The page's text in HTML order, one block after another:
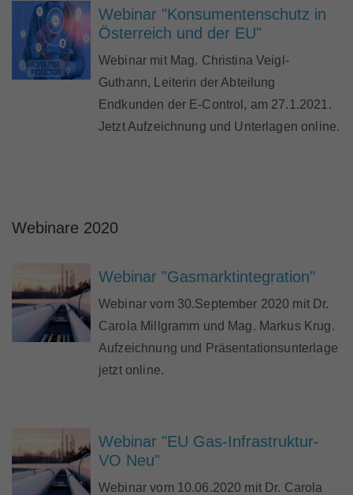
Webinar "Konsumentenschutz in
Österreich und der EU"
Webinar mit Mag. Christina Veigl-
Guthann, Leiterin der Abteilung
Endkunden der E-Control, am 27.1.2021.
Jetzt Aufzeichnung und Unterlagen online.
Webinare 2020
Webinar "Gasmarktintegration"
Webinar vom 30.September 2020 mit Dr.
Carola Millgramm und Mag. Markus Krug.
Aufzeichnung und Präsentationsunterlage
jetzt online.
Webinar "EU Gas-Infrastruktur-
VO Neu"
Webinar vom 10.06.2020 mit Dr. Carola